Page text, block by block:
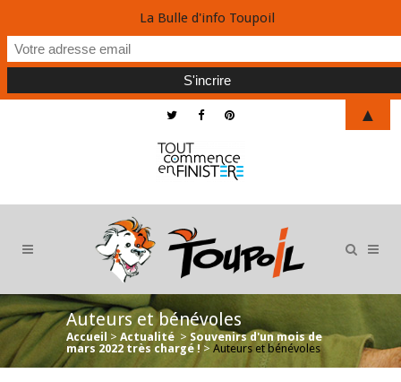
Auteurs et bénévoles
Accueil > Actualité > Souvenirs d'un mois de
mars 2022 très chargé ! > Auteurs et bénévoles
La Bulle d'info Toupoil
▲